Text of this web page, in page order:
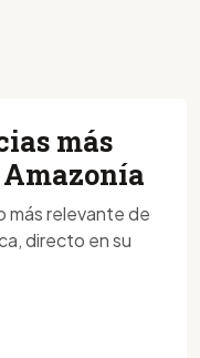
más
más relevante de
directo en su